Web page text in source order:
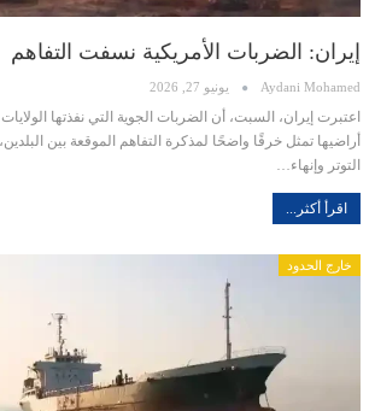
إيران: الضربات الأمريكية نسفت التفاهم
Aydani Mohamed يونيو 27, 2026
اعتبرت إيران، السبت، أن الضربات الجوية التي نفذتها
أراضيها تمثل خرقًا واضحًا لمذكرة التفاهم الموقعة بين
التوتر وإنهاء…
اقرأ أكثر...
خارج الحدود